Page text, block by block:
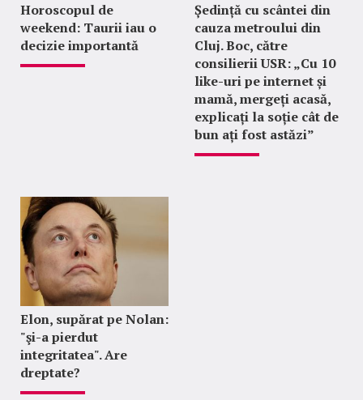
Horoscopul de
weekend: Taurii iau o
decizie importantă
Ședință cu scântei din
cauza metroului din
Cluj. Boc, către
consilierii USR: „Cu 10
like-uri pe internet și
mamă, mergeți acasă,
explicați la soție cât de
bun ați fost astăzi”
Elon, supărat pe Nolan:
"şi-a pierdut
integritatea". Are
dreptate?